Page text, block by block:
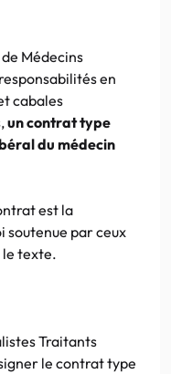
Médecins
en
cabales
un contrat type
du médecin
est la
soutenue par ceux
le texte.
Traitants
le contrat type